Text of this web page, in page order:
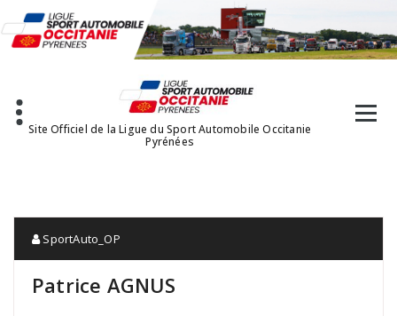
au
contenu
Site Officiel de la Ligue du Sport Automobile Occitanie
Pyrénées
SportAuto_OP
Patrice AGNUS